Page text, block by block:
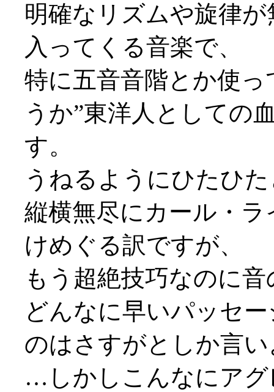
明確なリズムや旋律
入ってくる音楽で、
特に五音音階とか使
うか”東洋人としての
す。
うねるようにひたひ
縦横無尽にカール・
けめぐる訳ですが、
もう超絶技巧なのに
どんなに早いパッセ
のはさすがとしか言
…しかしこんなにア